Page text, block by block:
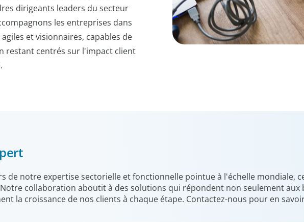
dirigeants leaders du secteur
les entreprises dans
et visionnaires, capables de
restant centrés sur l'impact client
de notre expertise sectorielle et fonctionnelle pointue à l'échelle mondiale,
collaboration aboutit à des solutions qui répondent non seulement aux
la croissance de nos clients à chaque étape. Contactez-nous pour en